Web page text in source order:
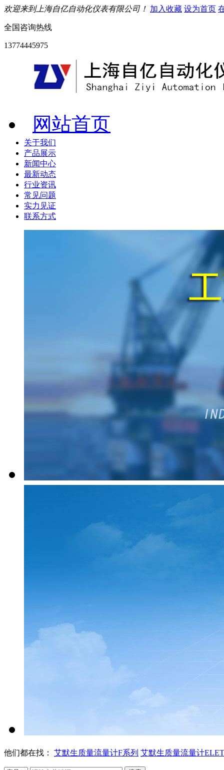
欢迎来到上海自亿自动化仪表有限公司！ 加入收藏 设为首页
全国咨询热线
13774445975
网站首页
关于我们
产品展示
新闻中心
最新动态
行业资讯
常见问题
实力见证
联系方式
他们都在找： 艾默生质量流量计F系列 艾默生质量流量计